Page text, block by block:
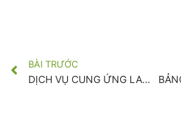
BÀI TRƯỚC
DỊCH VỤ CUNG ỨNG LAO ĐỘNG ĐỒNG NAI GIÁ RẺ